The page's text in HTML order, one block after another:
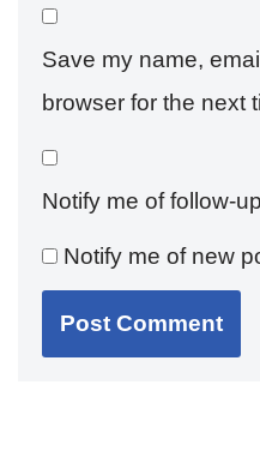
Save my name,
browser for the next
Notify me of follow-
Notify me of new